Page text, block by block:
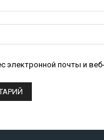
электронной почты и